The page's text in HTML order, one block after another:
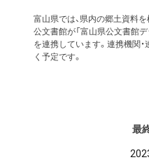
富山県では、県内の郷土資料
公文書館が「富山県公文書館
を連携しています。連携機関
く予定です。
最